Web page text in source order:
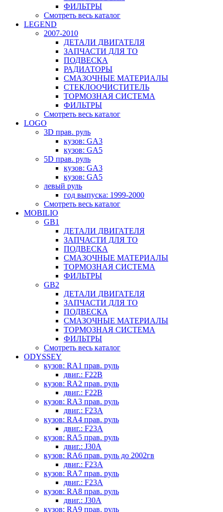
ФИЛЬТРЫ
Смотреть весь каталог
LEGEND
2007-2010
ДЕТАЛИ ДВИГАТЕЛЯ
ЗАПЧАСТИ ДЛЯ ТО
ПОДВЕСКА
РАДИАТОРЫ
СМАЗОЧНЫЕ МАТЕРИАЛЫ
СТЕКЛООЧИСТИТЕЛЬ
ТОРМОЗНАЯ СИСТЕМА
ФИЛЬТРЫ
Смотреть весь каталог
LOGO
3D прав. руль
кузов: GA3
кузов: GA5
5D прав. руль
кузов: GA3
кузов: GA5
левый руль
год выпуска: 1999-2000
Смотреть весь каталог
MOBILIO
GB1
ДЕТАЛИ ДВИГАТЕЛЯ
ЗАПЧАСТИ ДЛЯ ТО
ПОДВЕСКА
СМАЗОЧНЫЕ МАТЕРИАЛЫ
ТОРМОЗНАЯ СИСТЕМА
ФИЛЬТРЫ
GB2
ДЕТАЛИ ДВИГАТЕЛЯ
ЗАПЧАСТИ ДЛЯ ТО
ПОДВЕСКА
СМАЗОЧНЫЕ МАТЕРИАЛЫ
ТОРМОЗНАЯ СИСТЕМА
ФИЛЬТРЫ
Смотреть весь каталог
ODYSSEY
кузов: RA1 прав. руль
двиг.: F22B
кузов: RA2 прав. руль
двиг.: F22B
кузов: RA3 прав. руль
двиг.: F23A
кузов: RA4 прав. руль
двиг.: F23A
кузов: RA5 прав. руль
двиг.: J30A
кузов: RA6 прав. руль до 2002гв
двиг.: F23A
кузов: RA7 прав. руль
двиг.: F23A
кузов: RA8 прав. руль
двиг.: J30A
кузов: RA9 прав. руль